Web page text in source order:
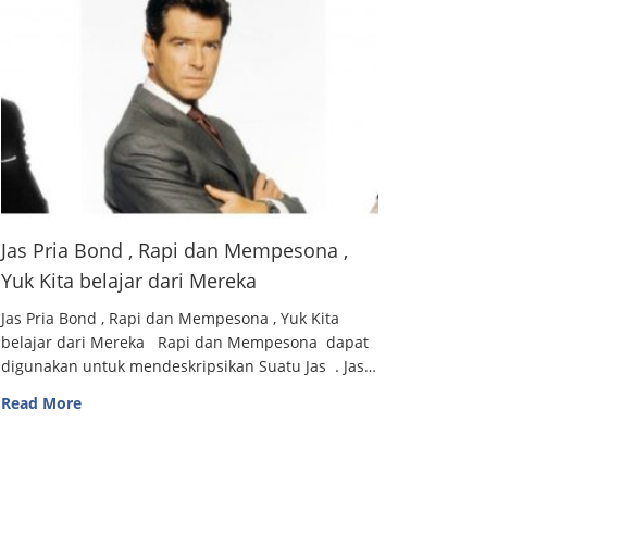
Jas Pria Bond , Rapi dan Mempesona ,
Yuk Kita belajar dari Mereka
Jas Pria Bond , Rapi dan Mempesona , Yuk Kita
belajar dari Mereka Rapi dan Mempesona dapat
digunakan untuk mendeskripsikan Suatu Jas . Jas…
Read More